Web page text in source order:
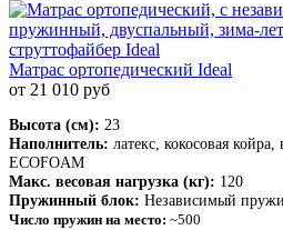
Матрас ортопедический Ideal
от 21 010 руб
Высота (см): 23
Наполнитель: латекс, кокосовая
ECOFOAM
Макс. весовая нагрузка (кг): 120
Пружинный блок: Независимый
Число пружин на место: ~500